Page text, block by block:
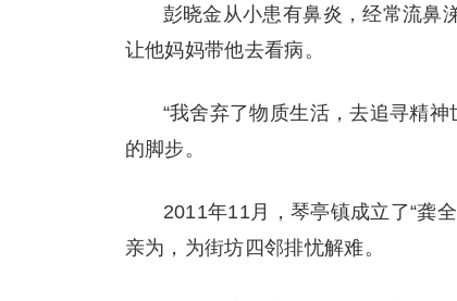
彭晓金从小患有鼻炎，经常流鼻
让他妈妈带他去看病。
“我舍弃了物质生活，去追寻精
的脚步。
2011年11月，琴亭镇成立了“龚
亲为，为街坊四邻排忧解难。